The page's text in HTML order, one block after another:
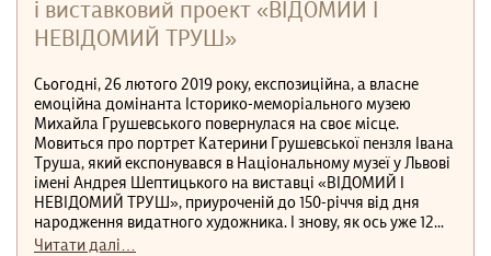
і виставковий проект «ВІДОМИЙ І
НЕВІДОМИЙ ТРУШ»
Сьогодні, 26 лютого 2019 року, експозиційна, а власне
емоційна домінанта Історико-меморіального музею
Михайла Грушевського повернулася на своє місце.
Мовиться про портрет Катерини Грушевської пензля Івана
Труша, який експонувався в Національному музеї у Львові
імені Андрея Шептицького на виставці «ВІДОМИЙ І
НЕВІДОМИЙ ТРУШ», приуроченій до 150-річчя від дня
народження видатного художника. І знову, як ось уже 12...
Читати далі…